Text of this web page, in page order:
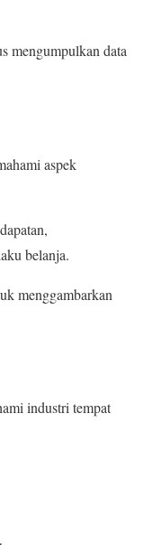
mengumpulkan data
aspek
belanja.
menggambarkan
industri tempat